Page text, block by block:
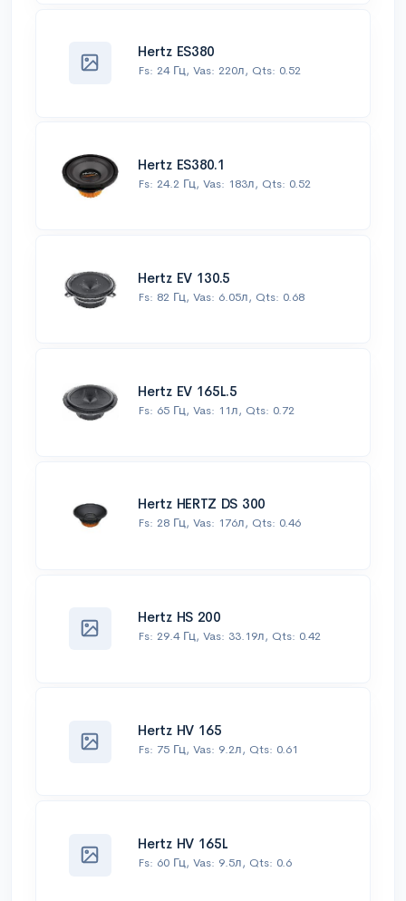
Hertz ES380
Fs: 24 Гц, Vas: 220л, Qts: 0.52
Hertz ES380.1
Fs: 24.2 Гц, Vas: 183л, Qts: 0.52
Hertz EV 130.5
Fs: 82 Гц, Vas: 6.05л, Qts: 0.68
Hertz EV 165L.5
Fs: 65 Гц, Vas: 11л, Qts: 0.72
Hertz HERTZ DS 300
Fs: 28 Гц, Vas: 176л, Qts: 0.46
Hertz HS 200
Fs: 29.4 Гц, Vas: 33.19л, Qts: 0.42
Hertz HV 165
Fs: 75 Гц, Vas: 9.2л, Qts: 0.61
Hertz HV 165L
Fs: 60 Гц, Vas: 9.5л, Qts: 0.6